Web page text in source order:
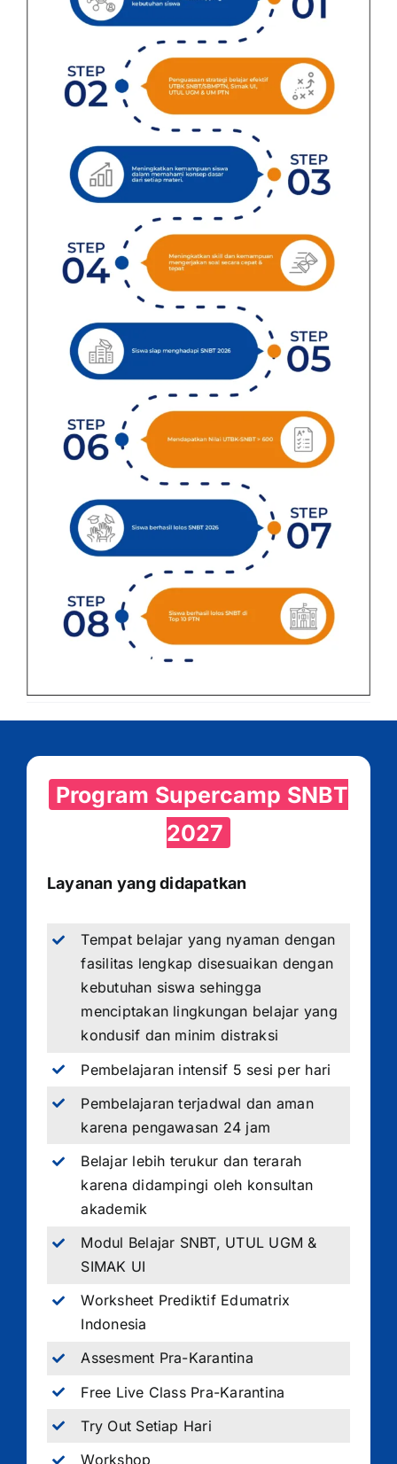
Program Supercamp SNBT
2027
Layanan yang didapatkan
Tempat belajar yang nyaman dengan
fasilitas lengkap disesuaikan dengan
kebutuhan siswa sehingga
menciptakan lingkungan belajar yang
kondusif dan minim distraksi
Pembelajaran intensif 5 sesi per hari
Pembelajaran terjadwal dan aman
karena pengawasan 24 jam
Belajar lebih terukur dan terarah
karena didampingi oleh konsultan
akademik
Modul Belajar SNBT, UTUL UGM &
SIMAK UI
Worksheet Prediktif Edumatrix
Indonesia
Assesment Pra-Karantina
Free Live Class Pra-Karantina
Try Out Setiap Hari
Workshop